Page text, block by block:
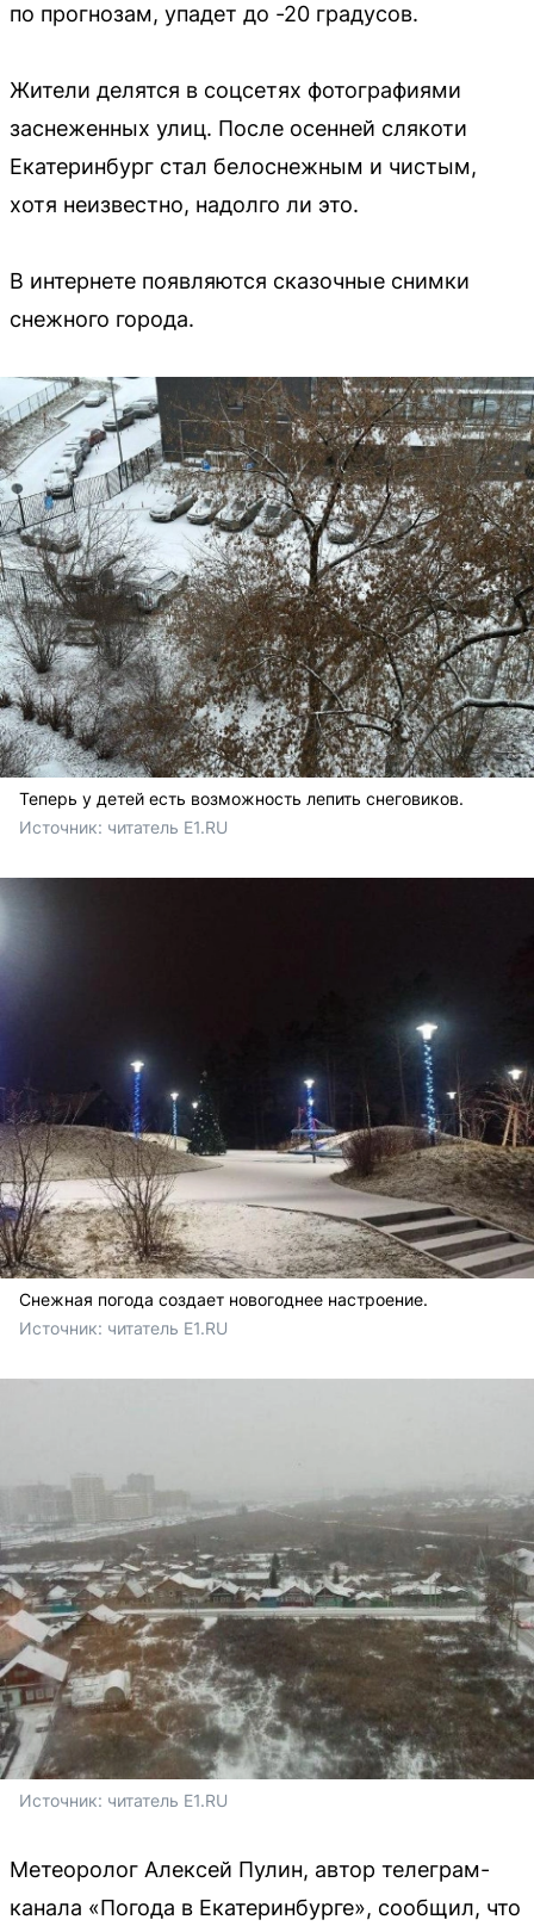
по прогнозам, упадет до -20 градусов.
Жители делятся в соцсетях фотографиями
заснеженных улиц. После осенней слякоти
Екатеринбург стал белоснежным и чистым,
хотя неизвестно, надолго ли это.
В интернете появляются сказочные снимки
снежного города.
Теперь у детей есть возможность лепить снеговиков.
Источник: читатель E1.RU
Снежная погода создает новогоднее настроение.
Источник: читатель E1.RU
Источник: читатель E1.RU
Метеоролог Алексей Пулин, автор телеграм-
канала «Погода в Екатеринбурге», сообщил, что